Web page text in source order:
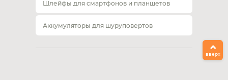
Шлейфы для смартфонов и планшетов
Аккумуляторы для шуруповертов
вверх